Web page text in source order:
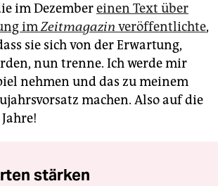
im Dezembereinen Text über
imZeitmagazin veröffentlichte,
sie sich von der Erwartung,
nun trenne. Ich werde mir
nehmen und das zu meinem
machen. Also auf die
stärken